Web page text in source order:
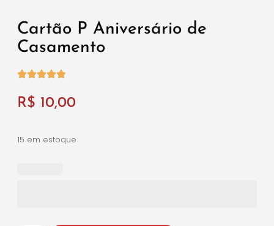
Cartão P Aniversário de
Casamento
R$ 10,00
15 em estoque